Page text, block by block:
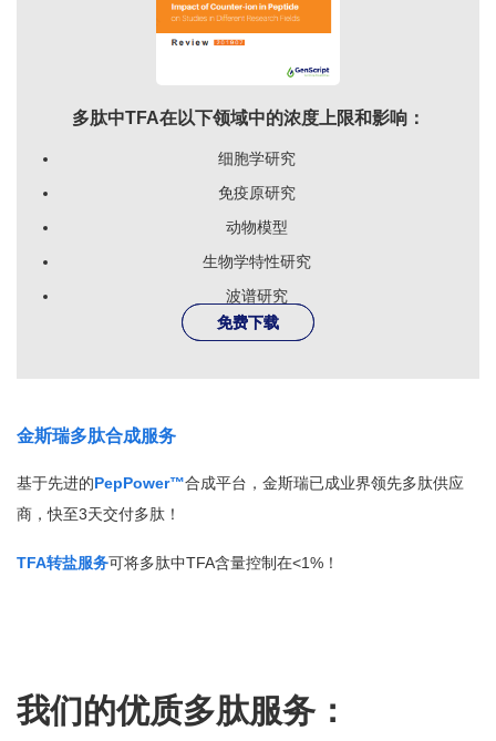
多肽中TFA在以下领域中的浓度上限和影响：
细胞学研究
免疫原研究
动物模型
生物学特性研究
波谱研究
免费下载
免费下载
金斯瑞多肽合成服务
基于先进的PepPower™合成平台，金斯瑞已成业界领先多肽供应
商，快至3天交付多肽！
TFA转盐服务可将多肽中TFA含量控制在<1%！
我们的优质多肽服务：